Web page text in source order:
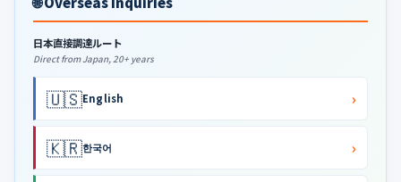
日本直接調達ルート
Direct from Japan, 20+ years
🇺🇸English ›
🇰🇷한국어 ›